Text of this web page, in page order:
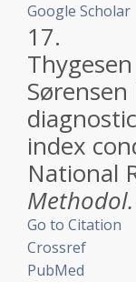
Google Scholar
17.
index
National
Methodol.
Go to Citation
Crossref
PubMed